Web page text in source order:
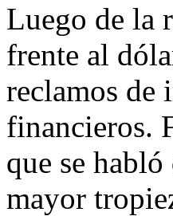
Luego de la
frente al
reclamos de
financieros.
que se
mayor